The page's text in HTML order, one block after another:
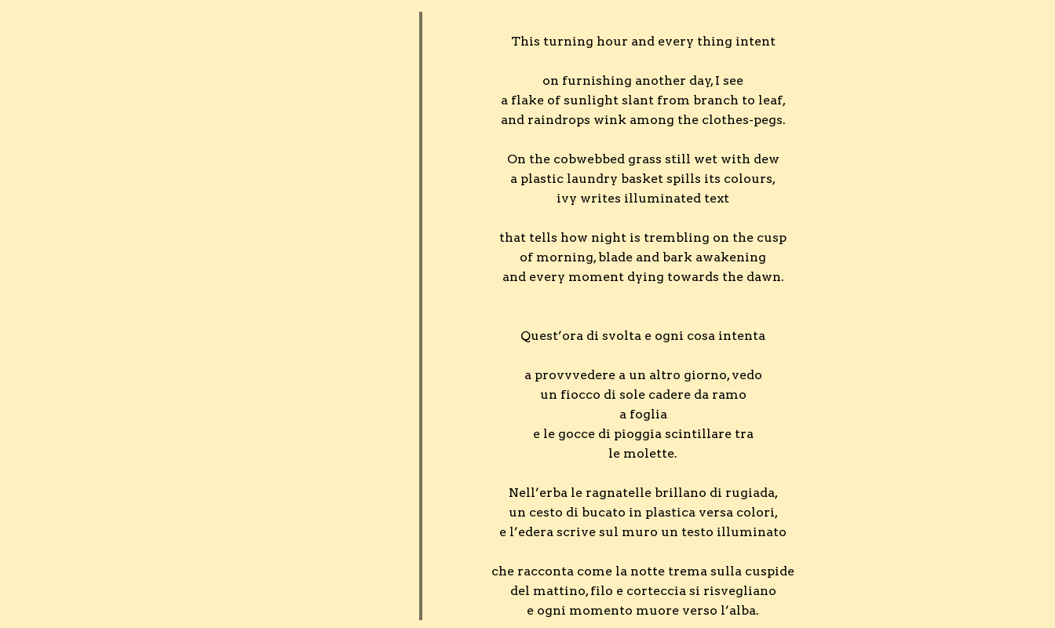
This turning hour and every thing intent
on furnishing another day, I see
a flake of sunlight slant from branch to leaf,
and raindrops wink among the clothes-pegs.
On the cobwebbed grass still wet with dew
a plastic laundry basket spills its colours,
ivy writes illuminated text
that tells how night is trembling on the cusp
of morning, blade and bark awakening
and every moment dying towards the dawn.
Quest’ora di svolta e ogni cosa intenta
a provvvedere a un altro giorno, vedo
un fiocco di sole cadere da ramo
a foglia
e le gocce di pioggia scintillare tra
le molette.
Nell’erba le ragnatelle brillano di rugiada,
un cesto di bucato in plastica versa colori,
e l’edera scrive sul muro un testo illuminato
che racconta come la notte trema sulla cuspide
del mattino, filo e corteccia si risvegliano
e ogni momento muore verso l’alba.